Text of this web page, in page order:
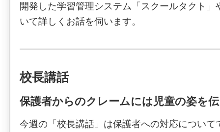
開発した学習管理システム「スクールタクト」
いて詳しくお話を伺います。
校長講話
保護者からのクレームには児童の姿を
今週の「校長講話」は保護者への対応について